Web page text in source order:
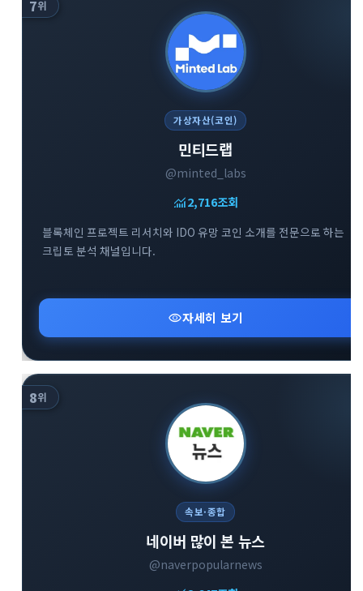
7위
가상자산(코인)
민티드랩
@minted_labs
monitoring2,716조회
블록체인 프로젝트 리서치와 IDO 유망 코인 소개를 전문으로 하는
크립토 분석 채널입니다.
visibility자세히 보기
8위
속보·종합
네이버 많이 본 뉴스
@naverpopularnews